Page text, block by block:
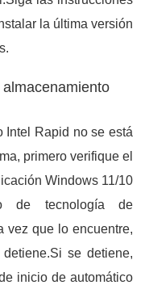
la última versión
Intel Rapid no se está
primero verifique el
Windows 11/10
de tecnología de
vez que lo encuentre,
se detiene,
inicio de automático